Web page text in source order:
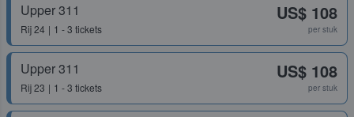
Upper 311
Rij24 1 - 3 tickets
US$ 108
per stuk
Upper 311
Rij23 1 - 3 tickets
US$ 108
per stuk